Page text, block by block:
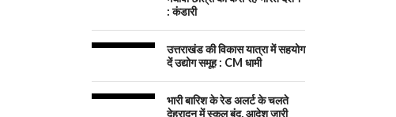
: कंडारी
उत्तराखंड की विकास यात्रा में सहयोग
दें उद्योग समूह : CM धामी
भारी बारिश के रेड अलर्ट के चलते
देहरादून में स्कूल बंद, आदेश जारी